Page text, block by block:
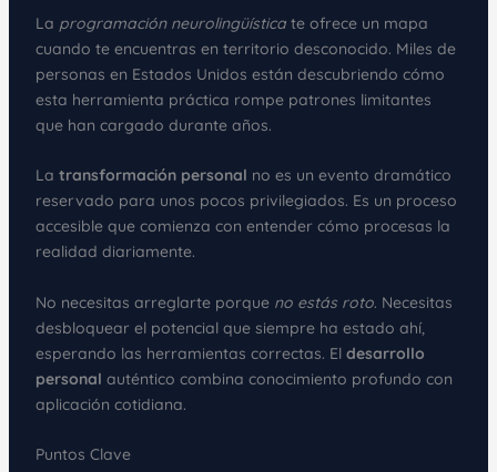
La programación neurolingüísticate ofrece un mapa
cuando te encuentras en territorio desconocido. Miles de
personas en Estados Unidos están descubriendo cómo
esta herramienta práctica rompe patrones limitantes
que han cargado durante años.
La transformación personal no es un evento dramático
reservado para unos pocos privilegiados. Es un proceso
accesible que comienza con entender cómo procesas la
realidad diariamente.
No necesitas arreglarte porque no estás roto. Necesitas
desbloquear el potencial que siempre ha estado ahí,
esperando las herramientas correctas. El desarrollo
personal auténtico combina conocimiento profundo con
aplicación cotidiana.
Puntos Clave